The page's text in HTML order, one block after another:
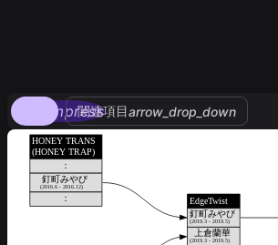
compress
関連項目arrow_drop_down